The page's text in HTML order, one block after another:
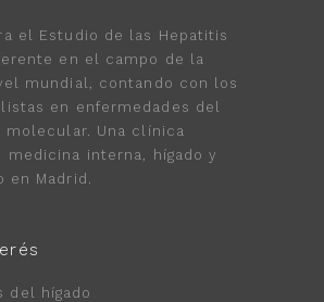
el Estudio de las Hepatitis
en el campo de la
mundial, contando con los
en enfermedades del
molecular. Una clínica
medicina interna, hígado y
en Madrid.
del hígado